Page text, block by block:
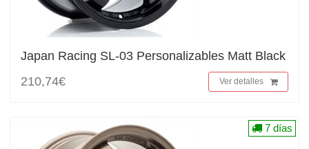
Japan Racing SL-03 Personalizables Matt Black
210,74€
Ver detalles
7 días